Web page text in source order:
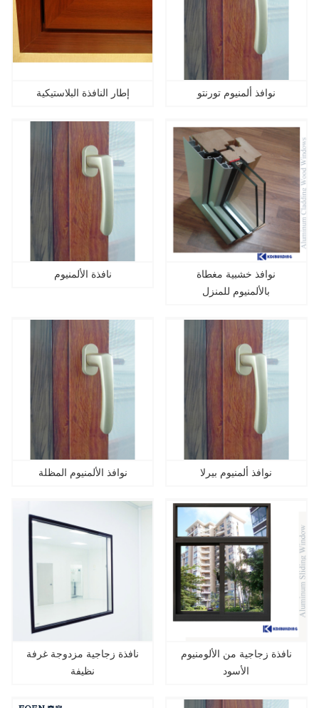
إطار النافذة البلاستيكية نوافذ ألمنيوم تورنتو
نافذة الألمنيوم
نوافذ خشبية مغطاة
بالألمنيوم للمنزل
نوافذ الألمنيوم المظلة نوافذ ألمنيوم بيرلا
نافذة زجاجية مزدوجة غرفة
نظيفة
نافذة زجاجية من الألومنيوم
الأسود